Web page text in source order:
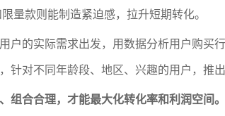
量款则能制造紧迫感，拉升短期转化。
户的实际需求出发，用数据分析用户购买
针对不同年龄段、地区、兴趣的用户，推
组合合理，才能最大化转化率和利润空间。